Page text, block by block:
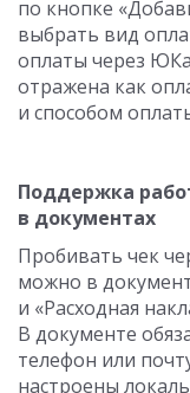
по кнопке
выбрать вид
оплаты через
отражена как
и способом
Поддержка
в документах
Пробивать чек
можно в
и «Расходная
В документе
телефон или
настроены